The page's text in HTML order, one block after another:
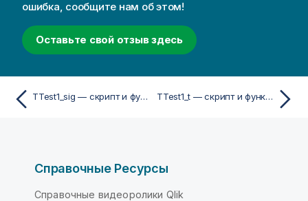
ошибка, сообщите нам об этом!
Оставьте свой отзыв здесь
TTest1_sig — скрипт и функция диаграммы TTest1_t — скрипт и функция диаграммы
Справочные Ресурсы
Справочные видеоролики Qlik